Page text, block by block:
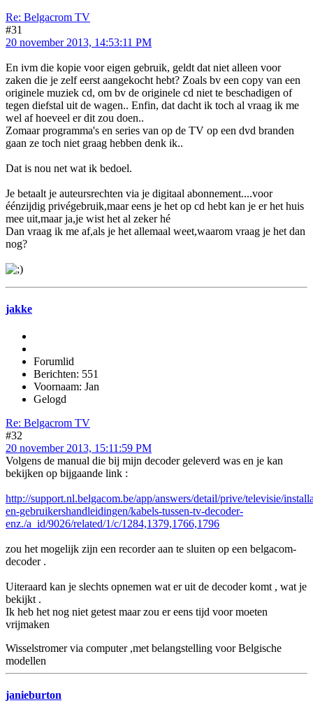
Re: Belgacrom TV
#31
20 november 2013, 14:53:11 PM
En ivm die kopie voor eigen gebruik, geldt dat niet alleen voor
zaken die je zelf eerst aangekocht hebt? Zoals bv een copy van een
originele muziek cd, om bv de originele cd niet te beschadigen of
tegen diefstal uit de wagen.. Enfin, dat dacht ik toch al vraag ik me
wel af hoeveel er dit zou doen..
Zomaar programma's en series van op de TV op een dvd branden
gaan ze toch niet graag hebben denk ik..
Dat is nou net wat ik bedoel.
Je betaalt je auteursrechten via je digitaal abonnement....voor
éénzijdig privégebruik,maar eens je het op cd hebt kan je er het huis
mee uit,maar ja,je wist het al zeker hé
Dan vraag ik me af,als je het allemaal weet,waarom vraag je het dan
nog?
jakke
Forumlid
Berichten: 551
Voornaam: Jan
Gelogd
Re: Belgacrom TV
#32
20 november 2013, 15:11:59 PM
Volgens de manual die bij mijn decoder geleverd was en je kan
bekijken op bijgaande link :
http://support.nl.belgacom.be/app/answers/detail/prive/televisie/
en-gebruikershandleidingen/kabels-tussen-tv-decoder-
enz./a_id/9026/related/1/c/1284,1379,1766,1796
zou het mogelijk zijn een recorder aan te sluiten op een belgacom-
decoder .
Uiteraard kan je slechts opnemen wat er uit de decoder komt , wat je
bekijkt .
Ik heb het nog niet getest maar zou er eens tijd voor moeten
vrijmaken
Wisselstromer via computer ,met belangstelling voor Belgische
modellen
janieburton